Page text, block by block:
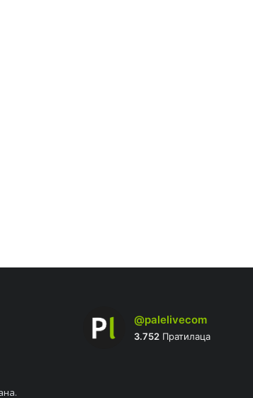
@palelivecom
3.752Пратилаца